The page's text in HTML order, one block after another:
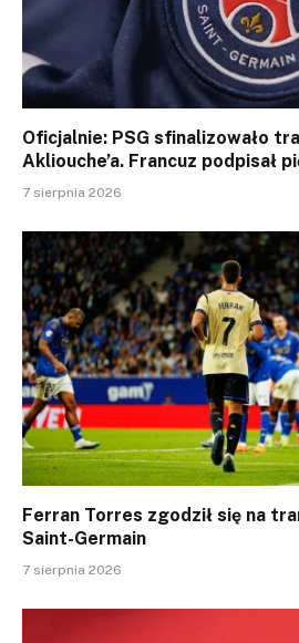
Oficjalnie: PSG sfinalizowało
Akliouche’a. Francuz podpisał
7 sierpnia 2026
Ferran Torres zgodził się na
Saint-Germain
7 sierpnia 2026